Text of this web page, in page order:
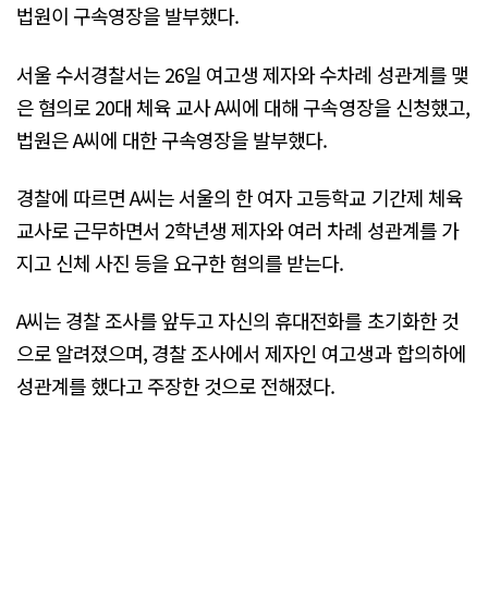
법원이 구속영장을 발부했다.
서울 수서경찰서는 26일 여고생 제자와 수차례 성관계를 맺
은 혐의로 20대 체육 교사 A씨에 대해 구속영장을 신청했고,
법원은 A씨에 대한 구속영장을 발부했다.
경찰에 따르면 A씨는 서울의 한 여자 고등학교 기간제 체육
교사로 근무하면서 2학년생 제자와 여러 차례 성관계를 가
지고 신체 사진 등을 요구한 혐의를 받는다.
A씨는 경찰 조사를 앞두고 자신의 휴대전화를 초기화한 것
으로 알려졌으며, 경찰 조사에서 제자인 여고생과 합의하에
성관계를 했다고 주장한 것으로 전해졌다.